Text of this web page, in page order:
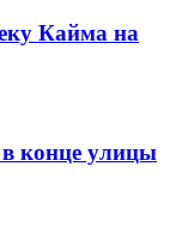
Кайма на
конце улицы